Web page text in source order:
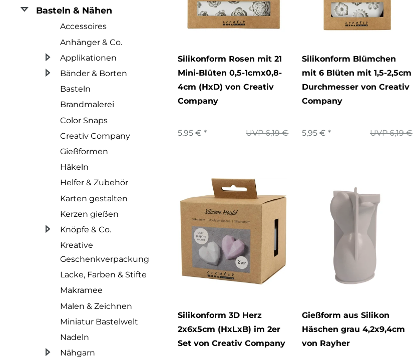
Basteln & Nähen
Accessoires
Anhänger & Co.
Applikationen
Bänder & Borten
Basteln
Brandmalerei
Color Snaps
Creativ Company
Gießformen
Häkeln
Helfer & Zubehör
Karten gestalten
Kerzen gießen
Knöpfe & Co.
Kreative
Geschenkverpackung
Lacke, Farben & Stifte
Makramee
Malen & Zeichnen
Miniatur Bastelwelt
Nadeln
Nähgarn
Silikonform Rosen mit 21
Mini-Blüten 0,5-1cmx0,8-
4cm (HxD) von Creativ
Company
UVP 6,19 €
5,95 € *
Silikonform Blümchen
mit 6 Blüten mit 1,5-2,5cm
Durchmesser von Creativ
Company
UVP 6,19 €
5,95 € *
Silikonform 3D Herz
2x6x5cm (HxLxB) im 2er
Set von Creativ Company
Gießform aus Silikon
Häschen grau 4,2x9,4cm
von Rayher